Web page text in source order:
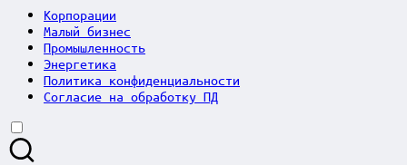
Корпорации
Малый бизнес
Промышленность
Энергетика
Политика конфиденциальности
Согласие на обработку ПД